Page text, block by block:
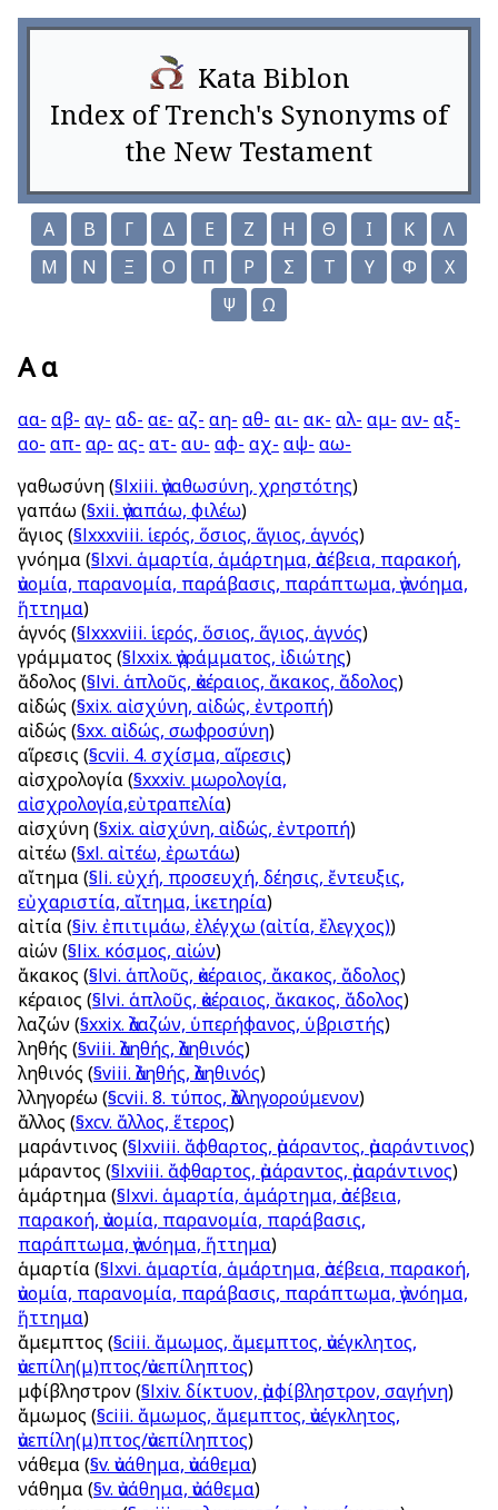
Kata Biblon
Index of Trench's Synonyms of
the New Testament
Α Β Γ Δ Ε Ζ Η Θ Ι Κ
Λ
Μ
Ν Ξ Ο Π Ρ Σ Τ Υ Φ
Χ
Ψ
Ω
Α α
αα- αβ- αγ- αδ- αε- αζ- αη- αθ- αι- ακ- αλ- αμ- αν- αξ-
αο- απ- αρ- ας- ατ- αυ- αφ- αχ- αψ- αω-
ἀγαθωσύνη(§lxiii. ἀγαθωσύνη, χρηστότης)
ἀγαπάω(§xii. ἀγαπάω, φιλέω)
ἅγιος (§lxxxviii. ἱερός, ὅσιος, ἅγιος, ἁγνός)
ἀγνόημα(§lxvi. ἁμαρτία, ἁμάρτημα, ἀσέβεια, παρακοή,
ἀνομία, παρανομία, παράβασις, παράπτωμα, ἀγνόημα,
ἥττημα)
ἁγνός (§lxxxviii. ἱερός, ὅσιος, ἅγιος, ἁγνός)
ἀγράμματος (§lxxix. ἀγράμματος, ἰδιώτης)
ἄδολος (§lvi. ἁπλοῦς, ἀκέραιος, ἄκακος, ἄδολος)
αἰδώς (§xix. αἰσχύνη, αἰδώς, ἐντροπή)
αἰδώς (§xx. αἰδώς, σωφροσύνη)
αἵρεσις (§cvii. 4. σχίσμα, αἵρεσις)
αἰσχρολογία(§xxxiv. μωρολογία,
αἰσχρολογία,εὐτραπελία)
αἰσχύνη(§xix. αἰσχύνη, αἰδώς, ἐντροπή)
αἰτέω(§xl. αἰτέω, ἐρωτάω)
αἴτημα(§li. εὐχή, προσευχή, δέησις, ἔντευξις,
εὐχαριστία, αἴτημα, ἱκετηρία)
αἰτία(§iv. ἐπιτιμάω, ἐλέγχω (αἰτία, ἔλεγχος))
αἰών(§lix. κόσμος, αἰών)
ἄκακος (§lvi. ἁπλοῦς, ἀκέραιος, ἄκακος, ἄδολος)
ἀκέραιος (§lvi. ἁπλοῦς, ἀκέραιος, ἄκακος, ἄδολος)
ἀλαζών(§xxix. ἀλαζών, ὑπερήφανος, ὑβριστής)
ἀληθής (§viii. ἀληθής, ἀληθινός)
ἀληθινός (§viii. ἀληθής, ἀληθινός)
ἀλληγορέω(§cvii. 8. τύπος, ἀλληγορούμενον)
ἄλλος (§xcv. ἄλλος, ἕτερος)
ἀμαράντινος (§lxviii. ἄφθαρτος, ἀμάραντος, ἀμαράντινος)
ἀμάραντος (§lxviii. ἄφθαρτος, ἀμάραντος, ἀμαράντινος)
ἁμάρτημα(§lxvi. ἁμαρτία, ἁμάρτημα, ἀσέβεια,
παρακοή, ἀνομία, παρανομία, παράβασις,
παράπτωμα, ἀγνόημα, ἥττημα)
ἁμαρτία(§lxvi. ἁμαρτία, ἁμάρτημα, ἀσέβεια, παρακοή,
ἀνομία, παρανομία, παράβασις, παράπτωμα, ἀγνόημα,
ἥττημα)
ἄμεμπτος (§ciii. ἄμωμος, ἄμεμπτος, ἀνέγκλητος,
ἀνεπίλη(μ)πτος/ἀνεπίληπτος)
ἀμφίβληστρον(§lxiv. δίκτυον, ἀμφίβληστρον, σαγήνη)
ἄμωμος (§ciii. ἄμωμος, ἄμεμπτος, ἀνέγκλητος,
ἀνεπίλη(μ)πτος/ἀνεπίληπτος)
ἀνάθεμα(§v. ἀνάθημα, ἀνάθεμα)
ἀνάθημα(§v. ἀνάθημα, ἀνάθεμα)